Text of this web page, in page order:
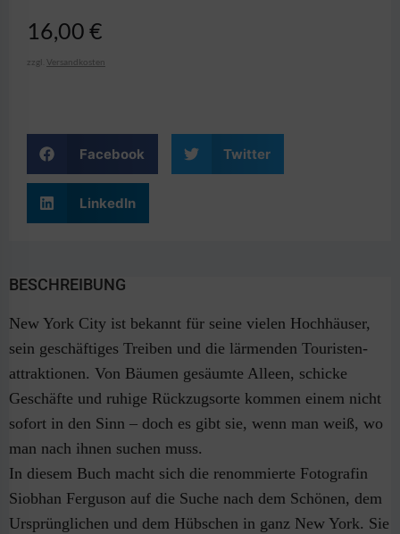
16,00 €
zzgl. Versandkosten
Facebook Twitter
LinkedIn
BESCHREIBUNG
New York City ist bekannt für seine vielen Hochhäuser,
sein geschäftiges Treiben und die lärmenden Touristen-
attraktionen. Von Bäumen gesäumte Alleen, schicke
Geschäfte und ruhige Rückzugsorte kommen einem nicht
sofort in den Sinn – doch es gibt sie, wenn man weiß, wo
man nach ihnen suchen muss.
In diesem Buch macht sich die renommierte Fotografin
Siobhan Ferguson auf die Suche nach dem Schönen, dem
Ursprünglichen und dem Hübschen in ganz New York. Sie